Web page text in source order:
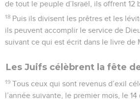
de tout le peuple d’Israël, ils offrent 12
18 Puis ils divisent les prêtres et les
ils peuvent accomplir le service de
suivant ce qui est écrit dans le livre de
Les Juifs célèbrent la fête
19 Tous ceux qui sont revenus d’exil
l’année suivante, le premier mois, le 14